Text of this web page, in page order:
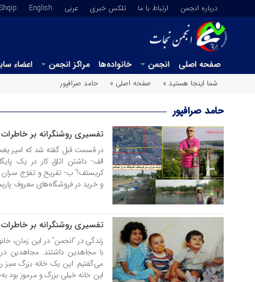
درباره انجمن ارتباط با ما تلکس خبری عربي English
Shqip
صفحه اصلی انجمن خانواده‌ها مراکز انجمن اعضاء
شما اینجا هستید »
صفحه اصلی » حامد صرافپور
حامد صرافپور
30 تیر 1405 تفسیری روشنگرانه بر
در قسمت قبل گفته شد که امیر
الف- داشتن اتاق کار در یک
و خرید در فروشگاه‌های معروف
تفسیری روشنگرانه بر
زندگی در “انجمن” در این زمان،
با مجاهدین داشتند. مجاهدین
می‌گفتیم. این یک خانه بزرگ سبز
این خانه خیلی بزرگ و مرموز بود